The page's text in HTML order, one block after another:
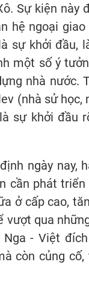
Sự kiện này
hệ ngoại
sự khởi đầu,
một số ý
nhà nước.
(nhà sử
sự khởi đầu
ngày
cần phát
ở cấp cao,
qua
- Việt
còn củng